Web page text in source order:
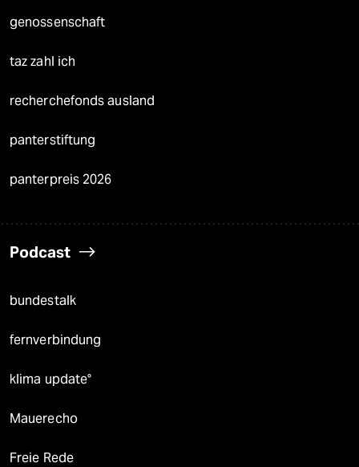
genossenschaft
taz zahl ich
recherchefonds ausland
panterstiftung
panterpreis 2026
Podcast
bundestalk
fernverbindung
klima update°
Mauerecho
Freie Rede